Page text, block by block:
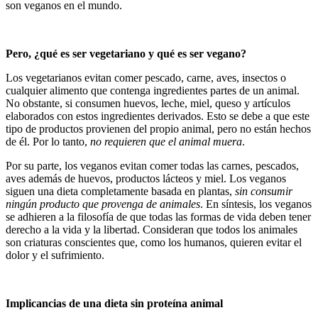
son veganos en el mundo.
Pero, ¿qué es ser vegetariano y qué es ser vegano?
Los vegetarianos evitan comer pescado, carne, aves, insectos o
cualquier alimento que contenga ingredientes partes de un animal.
No obstante, si consumen huevos, leche, miel, queso y artículos
elaborados con estos ingredientes derivados. Esto se debe a que este
tipo de productos provienen del propio animal, pero no están hechos
de él. Por lo tanto, no requieren que el animal muera.
Por su parte, los veganos evitan comer todas las carnes, pescados,
aves además de huevos, productos lácteos y miel. Los veganos
siguen una dieta completamente basada en plantas, sin consumir
ningún producto que provenga de animales. En síntesis, los veganos
se adhieren a la filosofía de que todas las formas de vida deben tener
derecho a la vida y la libertad. Consideran que todos los animales
son criaturas conscientes que, como los humanos, quieren evitar el
dolor y el sufrimiento.
Implicancias de una dieta sin proteína animal